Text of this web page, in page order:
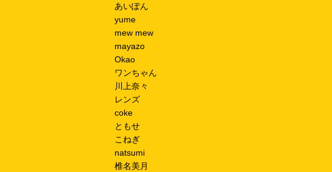
あいぽん
yume
mew mew
mayazo
Okao
ワンちゃん
川上奈々
レンズ
coke
ともせ
こねぎ
natsumi
椎名美月